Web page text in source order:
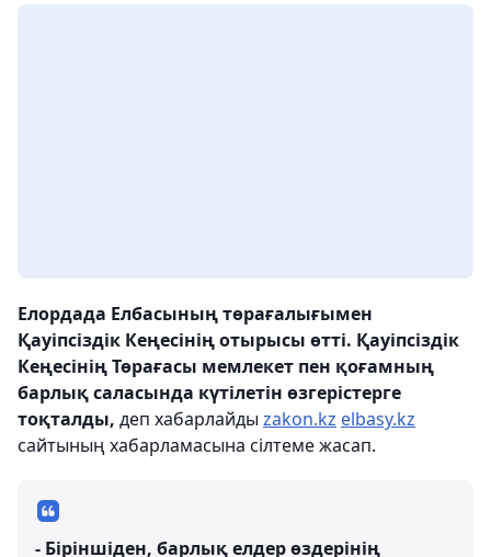
Елордада Елбасының төрағалығымен
Қауіпсіздік Кеңесінің отырысы өтті. Қауіпсіздік
Кеңесінің Төрағасы мемлекет пен қоғамның
барлық саласында күтілетін өзгерістерге
тоқталды, деп хабарлайды zakon.kz elbasy.kz
сайтының хабарламасына сілтеме жасап.
- Біріншіден, барлық елдер өздерінің